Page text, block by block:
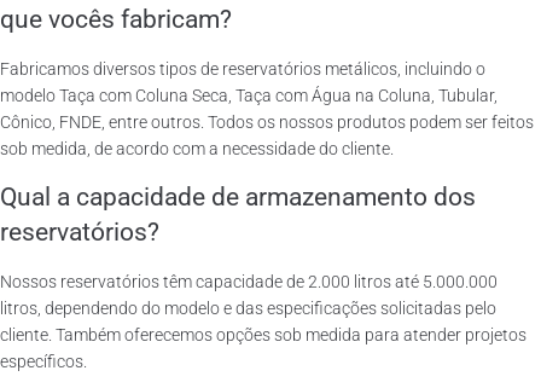
que vocês fabricam?
Fabricamos diversos tipos de reservatórios metálicos, incluindo o
modelo Taça com Coluna Seca, Taça com Água na Coluna, Tubular,
Cônico, FNDE, entre outros. Todos os nossos produtos podem ser feitos
sob medida, de acordo com a necessidade do cliente.
Qual a capacidade de armazenamento dos
reservatórios?
Nossos reservatórios têm capacidade de 2.000 litros até 5.000.000
litros, dependendo do modelo e das especificações solicitadas pelo
cliente. Também oferecemos opções sob medida para atender projetos
específicos.